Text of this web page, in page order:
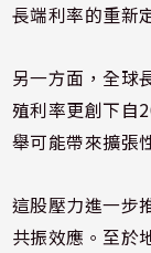
長端利率的重新
另一方面，全球
殖利率更創下自
舉可能帶來擴張
這股壓力進一步
共振效應。至於